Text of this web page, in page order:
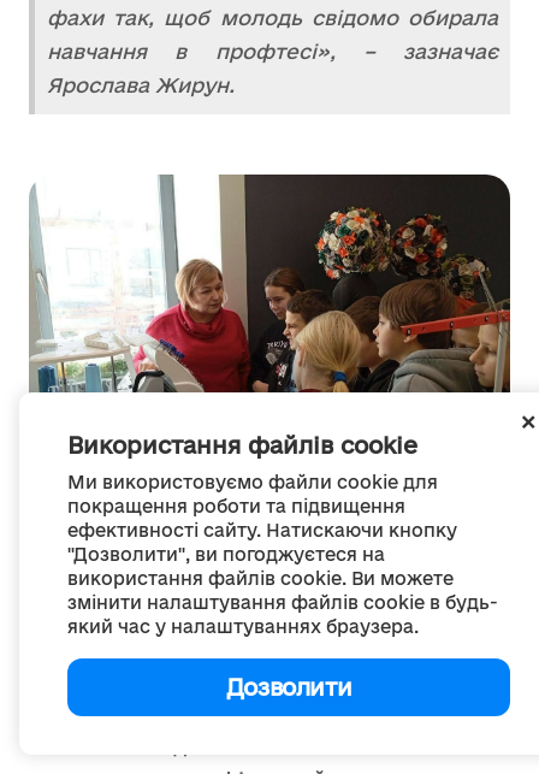
Використання файлів cookie
Ми використовуємо файли cookie для
покращення роботи та підвищення
ефективності сайту. Натискаючи кнопку
"Дозволити", ви погоджуєтеся на
використання файлів cookie. Ви можете
змінити налаштування файлів cookie в будь-
який час у налаштуваннях браузера.
Дозволити
фахи так, щоб молодь свідомо обирала
навчання в профтесі», – зазначає
Ярослава Жирун.
Один із найяскравіших прикладів того, як
хаб завойовує прихильність молоді, став
кейс із брендованими рюкзаками. На очах у
школярів майстри задають програму, і